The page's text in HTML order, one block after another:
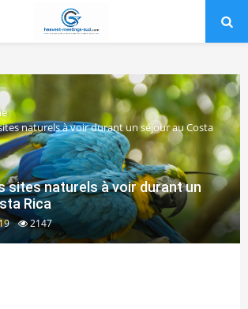
naturels à voir durant un séjour au Costa
sites naturels à voir durant un
Rica
2147